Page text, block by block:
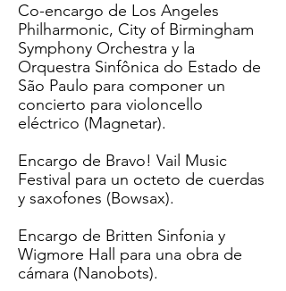
Co-encargo de Los Angeles
Philharmonic, City of Birmingham
Symphony Orchestra y la
Orquestra Sinfônica do Estado de
São Paulo para componer un
concierto para violoncello
eléctrico (Magnetar).
Encargo de Bravo! Vail Music
Festival para un octeto de cuerdas
y saxofones (Bowsax).
Encargo de Britten Sinfonia y
Wigmore Hall para una obra de
cámara (Nanobots).